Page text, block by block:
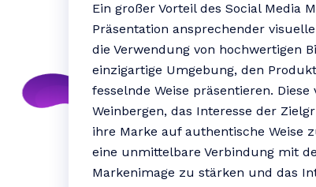
Ein großer Vorteil des Social Media
Präsentation ansprechender
die Verwendung von hochwertigen
einzigartige Umgebung, den
fesselnde Weise präsentieren.
Weinbergen, das Interesse der
ihre Marke auf authentische Weise
eine unmittelbare Verbindung mit
Markenimage zu stärken und das